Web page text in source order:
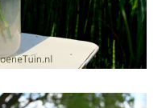
gratis-